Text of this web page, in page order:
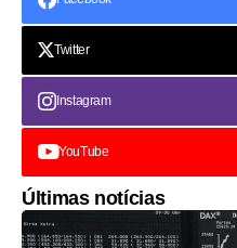
Twitter
Instagram
YouTube
Últimas notícias